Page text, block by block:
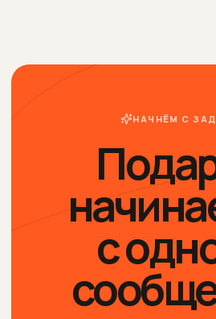
НАЧНЁМ С
с